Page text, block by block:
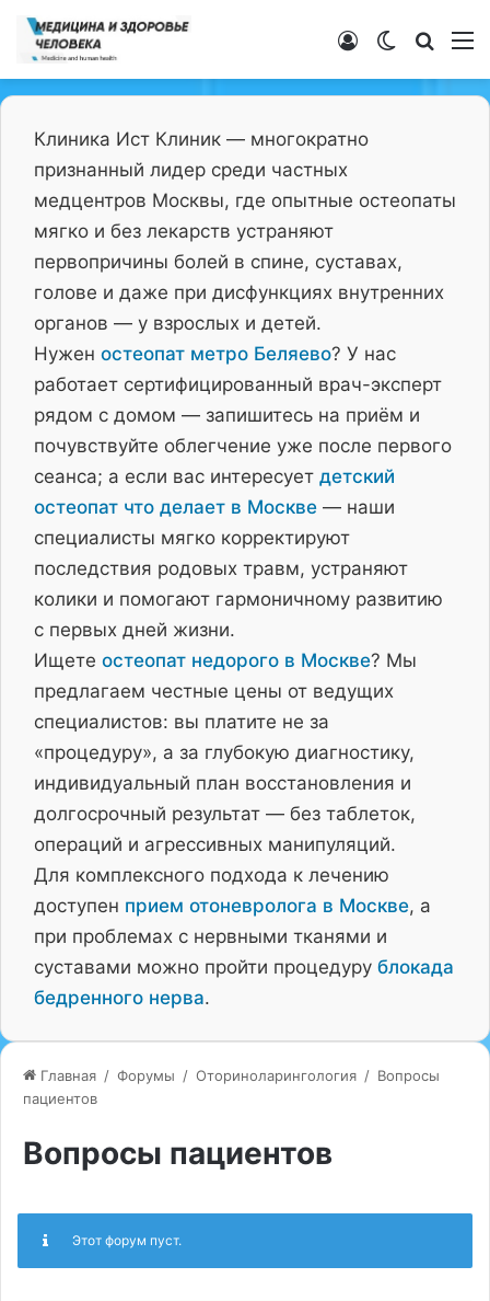
Switch skin
Войти
Клиника Ист Клиник — многократно
признанный лидер среди частных
медцентров Москвы, где опытные остеопаты
мягко и без лекарств устраняют
первопричины болей в спине, суставах,
голове и даже при дисфункциях внутренних
органов — у взрослых и детей.
Нужен остеопат метро Беляево? У нас
работает сертифицированный врач-эксперт
рядом с домом — запишитесь на приём и
почувствуйте облегчение уже после первого
сеанса; а если вас интересует детский
остеопат что делает в Москве — наши
специалисты мягко корректируют
последствия родовых травм, устраняют
колики и помогают гармоничному развитию
с первых дней жизни.
Ищете остеопат недорого в Москве? Мы
предлагаем честные цены от ведущих
специалистов: вы платите не за
«процедуру», а за глубокую диагностику,
индивидуальный план восстановления и
долгосрочный результат — без таблеток,
операций и агрессивных манипуляций.
Для комплексного подхода к лечению
доступен прием отоневролога в Москве, а
при проблемах с нервными тканями и
суставами можно пройти процедуру блокада
бедренного нерва.
Главная / Форумы / Оториноларингология / Вопросы
пациентов
Вопросы пациентов
Этот форум пуст.